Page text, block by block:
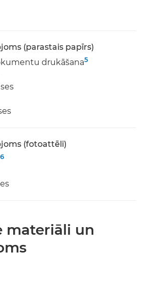
(parastais papīrs)
drukāšana5
(fotoattēli)
6
materiāli un